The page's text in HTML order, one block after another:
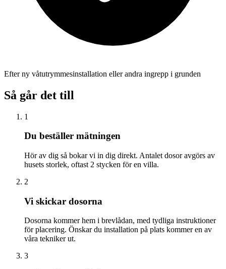
Efter ny våtutrymmesinstallation eller andra ingrepp i grunden
Så går det till
1
Du beställer mätningen
Hör av dig så bokar vi in dig direkt. Antalet dosor avgörs av
husets storlek, oftast 2 stycken för en villa.
2
Vi skickar dosorna
Dosorna kommer hem i brevlådan, med tydliga instruktioner
för placering. Önskar du installation på plats kommer en av
våra tekniker ut.
3